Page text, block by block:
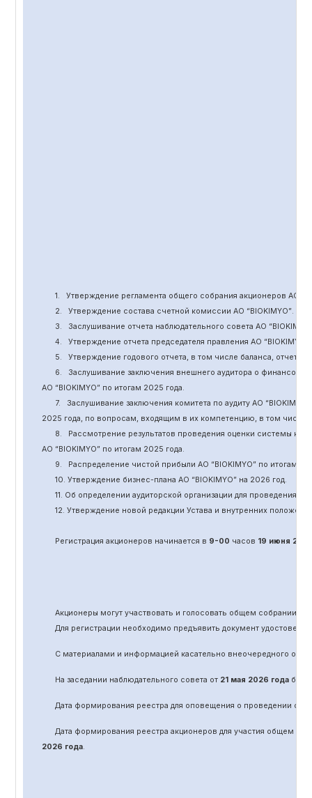
1. Утверждение регламента общего собрания акционеров АО “
2.
Утверждение состава счетной комиссии АО “BIOKIMYO”.
3.
Заслушивание отчета наблюдательного совета АО “BIOKIMYO
4.
Утверждение отчета председателя правления АО “BIOKIMYO
5.
Утверждение годового отчета, в том числе баланса, отчет о
6.
Заслушивание заключения внешнего аудитора о финансовой
АО “BIOKIMYO”по итогам 2025 года.
7.
Заслушивание заключения комитета по аудитуАО “BIOKIMYO
2025 года, по вопросам, входящим в их компетенцию, в том
8.
Рассмотрение результатов проведения оценки системы
АО “BIOKIMYO”по итогам 2025 года.
9.
Распределение чистой прибыли АО “BIOKIMYO”по итогам
10. Утверждение бизнес-плана АО “BIOKIMYO”на 2026 год.
11. Об определении аудиторской организации для проведения
12. Утверждение новой редакции Устава и внутренних
Регистрация акционеров начинается в 9-00 часов 19 июня 202
Акционеры могут участвовать и голосовать общем собрании
Для регистрации необходимо предъявить документ
С материалами и информацией касательно внеочередного
На заседании наблюдательного совета от 21 мая 2026 годабыло
Дата формирования реестра для оповещения о проведении
Дата формирования реестра акционеров для участия общем
2026 года.